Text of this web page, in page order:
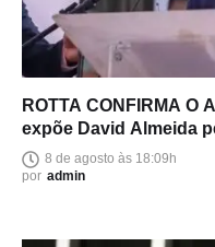
ROTTA CONFIRMA O
expõe David Almeida
lado8 de agosto às 18:09h
por admin